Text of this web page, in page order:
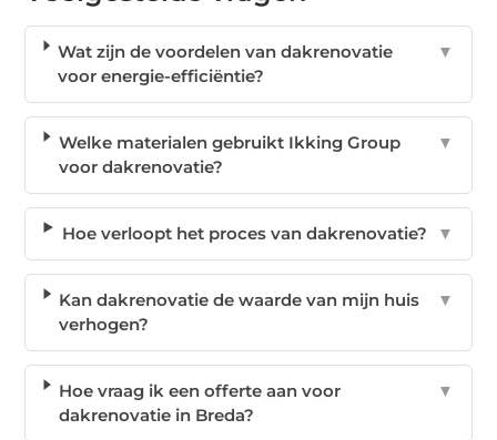
Wat zijn de voordelen van dakrenovatie
voor energie-efficiëntie?
▼
Welke materialen gebruikt Ikking Group
voor dakrenovatie?
▼
Hoe verloopt het proces van dakrenovatie? ▼
Kan dakrenovatie de waarde van mijn huis
verhogen?
▼
Hoe vraag ik een offerte aan voor
dakrenovatie in Breda?
▼